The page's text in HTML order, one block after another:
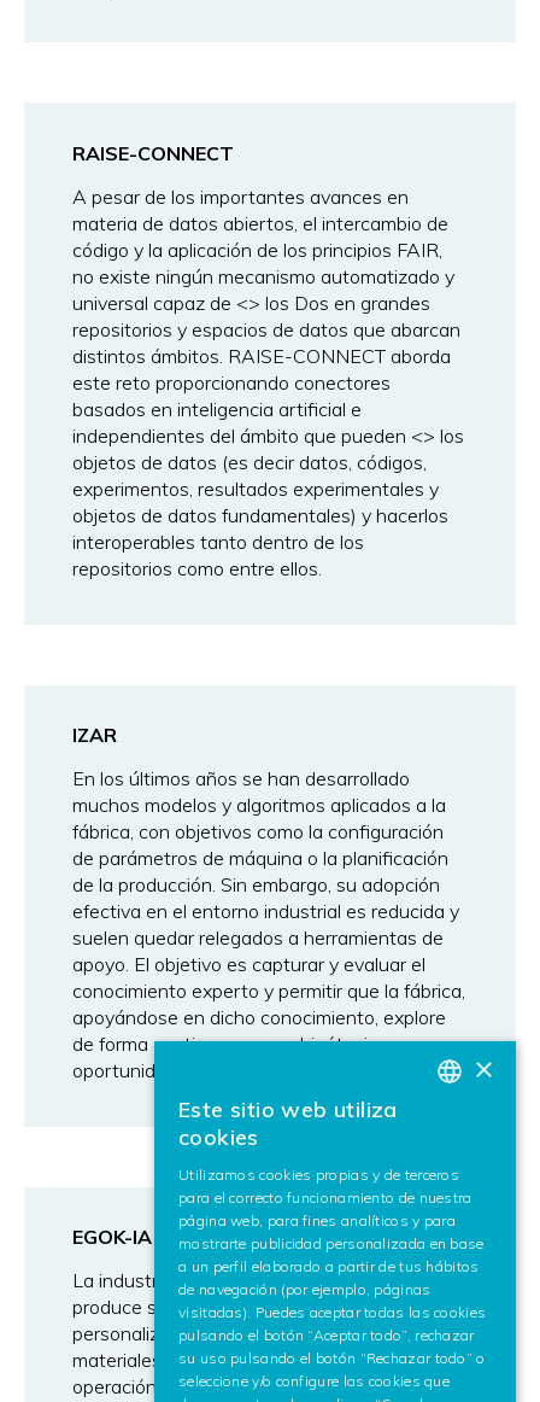
RAISE-CONNECT
A pesar de los importantes avances en
materia de datos abiertos, el intercambio de
código y la aplicación de los principios FAIR,
no existe ningún mecanismo automatizado y
universal capaz de <> los Dos en grandes
repositorios y espacios de datos que abarcan
distintos ámbitos. RAISE-CONNECT aborda
este reto proporcionando conectores
basados en inteligencia artificial e
independientes del ámbito que pueden <> los
objetos de datos (es decir datos, códigos,
experimentos, resultados experimentales y
objetos de datos fundamentales) y hacerlos
interoperables tanto dentro de los
repositorios como entre ellos.
IZAR
En los últimos años se han desarrollado
muchos modelos y algoritmos aplicados a la
fábrica, con objetivos como la configuración
de parámetros de máquina o la planificación
de la producción. Sin embargo, su adopción
efectiva en el entorno industrial es reducida y
suelen quedar relegados a herramientas de
apoyo. El objetivo es capturar y evaluar el
conocimiento experto y permitir que la fábrica,
apoyándose en dicho conocimiento, explore
de forma continua nuevas hipótesis y
oportunidades de mejora.
EGOK-IA
La industria de la máquina-herramienta
produce series cada vez más cortas y piezas
personalizadas, con gran variabilidad de
materiales, geometrías y condiciones de
operación. Esta variabilidad introduce
ENGLISH
×
Este sitio web utiliza
cookies
Utilizamos cookies propias y de terceros
para el correcto funcionamiento de nuestra
página web, para fines analíticos y para
mostrarte publicidad personalizada en base
a un perfil elaborado a partir de tus hábitos
de navegación (por ejemplo, páginas
visitadas). Puedes aceptar todas las cookies
pulsando el botón “Aceptar todo”, rechazar
su uso pulsando el botón “Rechazar todo” o
seleccione y/o configure las cookies que